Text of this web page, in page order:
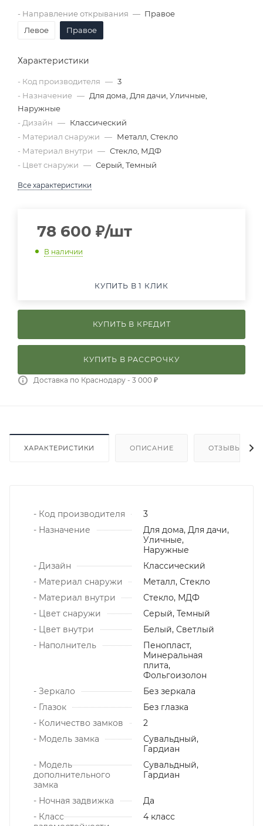
- Направление открывания — Правое
Левое
Правое
Характеристики
- Код производителя — 3
- Назначение — Для дома, Для дачи, Уличные,
Наружные
- Дизайн — Классический
- Материал снаружи — Металл, Стекло
- Материал внутри — Стекло, МДФ
- Цвет снаружи — Серый, Темный
Все характеристики
78 600 ₽/шт
В наличии
КУПИТЬ В 1 КЛИК
КУПИТЬ В КРЕДИТ
КУПИТЬ В РАССРОЧКУ
Доставка по Краснодару - 3 000 ₽
ХАРАКТЕРИСТИКИ ОПИСАНИЕ ОТЗЫВЫ
- Код производителя
3
- Назначение
Для дома, Для дачи,
Уличные,
Наружные
- Дизайн
Классический
- Материал снаружи
Металл, Стекло
- Материал внутри
Стекло, МДФ
- Цвет снаружи
Серый, Темный
- Цвет внутри
Белый, Светлый
- Наполнитель
Пенопласт,
Минеральная
плита,
Фольгоизолон
- Зеркало
Без зеркала
- Глазок
Без глазка
- Количество замков
2
- Модель замка
Сувальдный,
Гардиан
- Модель
дополнительного
замка
Сувальдный,
Гардиан
- Ночная задвижка
Да
- Класс
4 класс